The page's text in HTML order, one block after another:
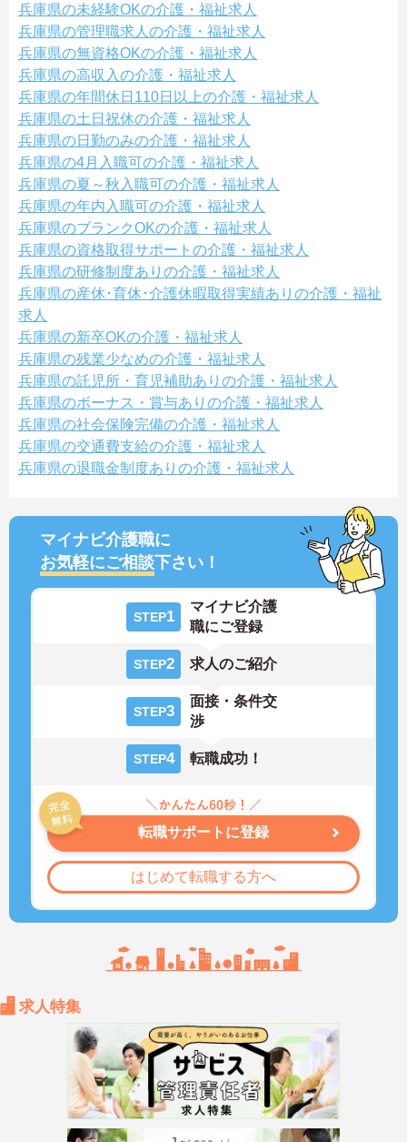
兵庫県の未経験OKの介護・福祉求人
兵庫県の管理職求人の介護・福祉求人
兵庫県の無資格OKの介護・福祉求人
兵庫県の高収入の介護・福祉求人
兵庫県の年間休日110日以上の介護・福祉求人
兵庫県の土日祝休の介護・福祉求人
兵庫県の日勤のみの介護・福祉求人
兵庫県の4月入職可の介護・福祉求人
兵庫県の夏～秋入職可の介護・福祉求人
兵庫県の年内入職可の介護・福祉求人
兵庫県のブランクOKの介護・福祉求人
兵庫県の資格取得サポートの介護・福祉求人
兵庫県の研修制度ありの介護・福祉求人
兵庫県の産休･育休･介護休暇取得実績ありの介護・福祉
求人
兵庫県の新卒OKの介護・福祉求人
兵庫県の残業少なめの介護・福祉求人
兵庫県の託児所・育児補助ありの介護・福祉求人
兵庫県のボーナス・賞与ありの介護・福祉求人
兵庫県の社会保険完備の介護・福祉求人
兵庫県の交通費支給の介護・福祉求人
兵庫県の退職金制度ありの介護・福祉求人
マイナビ介護職に
お気軽にご相談下さい！
STEP1
マイナビ介護
職にご登録
STEP2 求人のご紹介
STEP3
面接・条件交
渉
STEP4 転職成功！
転職サポートに登録
はじめて転職する方へ
求人特集